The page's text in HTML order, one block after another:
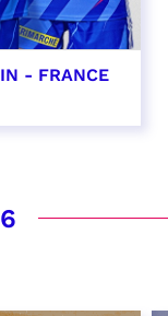
- FRANCE